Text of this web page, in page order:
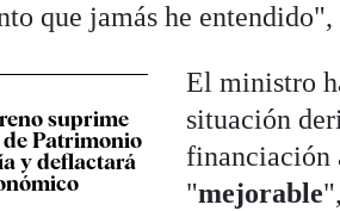
que jamás he
suprime
Patrimonio
y deflactará
El ministro
situación
financiación
"mejorable